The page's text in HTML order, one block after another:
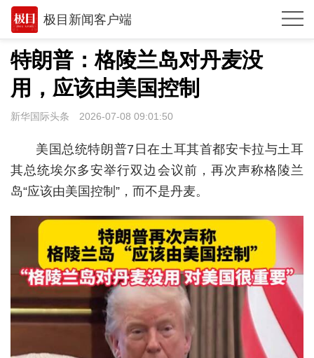
极目新闻客户端
推荐
体育
观点
湖北
武汉
世相
环球
专题
极客圈
特朗普：格陵兰岛对丹麦没
用，应该由美国控制
新华国际头条 2026-07-08 09:01:50
美国总统特朗普7日在土耳其首都安卡拉与土耳
其总统埃尔多安举行双边会议前，再次声称格陵兰
岛“应该由美国控制”，而不是丹麦。